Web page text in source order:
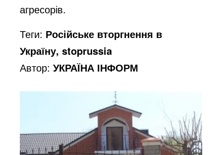
d
e
o
агресорів.
Теги: Російське вторгнення в
Україну, stoprussia
Автор:УКРАЇНА ІНФОРМ